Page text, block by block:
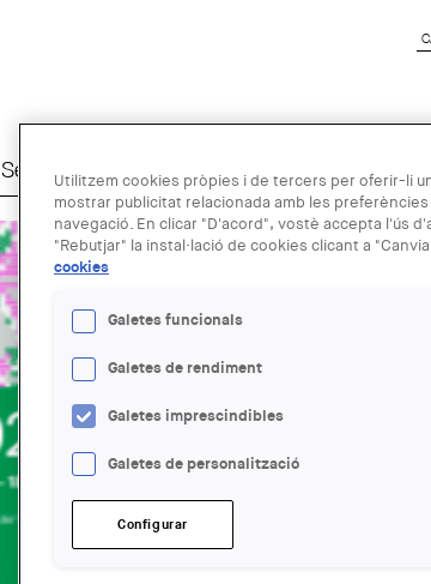
Serveis a Empreses Agenda Arquitectura
Utilitzem cookies pròpies i de tercers per oferir-li
mostrar publicitat relacionada amb les
navegació. En clicar "D'acord", vostè accepta l'ús
"Rebutjar" la instal·lació de cookies clicant a
cookies
Galetes funcionals
Galetes de rendiment
Galetes imprescindibles
Galetes de personalització
Configurar